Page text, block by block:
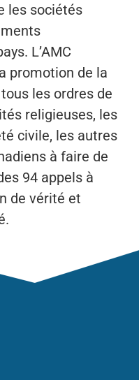
les sociétés
L’AMC
promotion de la
les ordres de
religieuses, les
civile, les autres
à faire de
94 appels à
de vérité et